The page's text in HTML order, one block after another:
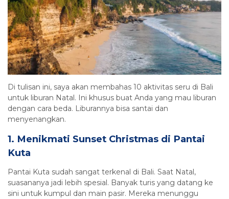
Di tulisan ini, saya akan membahas 10 aktivitas seru di Bali
untuk liburan Natal. Ini khusus buat Anda yang mau liburan
dengan cara beda. Liburannya bisa santai dan
menyenangkan.
1. Menikmati Sunset Christmas di Pantai
Kuta
Pantai Kuta sudah sangat terkenal di Bali. Saat Natal,
suasananya jadi lebih spesial. Banyak turis yang datang ke
sini untuk kumpul dan main pasir. Mereka menunggu